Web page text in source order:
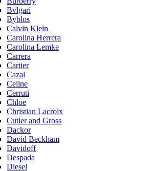
Bvlgari
Byblos
Calvin Klein
Carolina Herrera
Carolina Lemke
Carrera
Cartier
Cazal
Celine
Cerruti
Chloe
Christian Lacroix
Cutler and Gross
Dackor
David Beckham
Davidoff
Despada
Diesel